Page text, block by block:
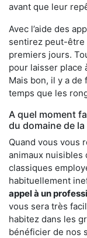
avant que leur
Avec l’aide des
sentirez peut-être
premiers jours.
pour laisser place
Mais bon, il y a de
temps que les
A quel moment
du domaine de
Quand vous vous
animaux nuisibles
classiques
habituellement
appel à un
vous sera très
habitez dans les
bénéficier de nos